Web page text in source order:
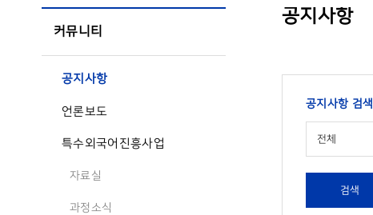
커뮤니티
공지사항
언론보도
특수외국어진흥사업
자료실
과정소식
공지사항
공지사항 검색
전체
검색